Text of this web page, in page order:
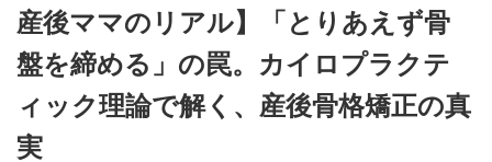
i
o
産後ママのリアル】「とりあえず骨
盤を締める」の罠。カイロプラクテ
ィック理論で解く、産後骨格矯正の真
実